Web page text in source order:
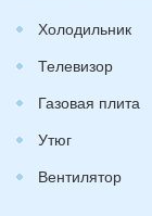
Холодильник
Телевизор
Газовая плита
Утюг
Вентилятор